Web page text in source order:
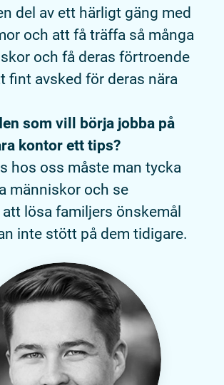
del av ett härligt gäng med
och att få träffa så många
och få deras förtroende
fint avsked för deras nära
som vill börja jobba på
kontor ett tips?
hos oss måste man tycka
människor och se
lösa familjers önskemål
inte stött på dem tidigare.